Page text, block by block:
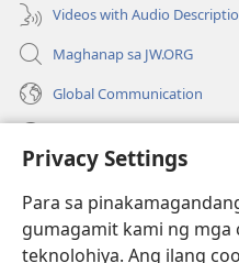
Privacy Settings
Para sa
gumagamit kami ng mga
teknolohiya. Ang ilang
Videos with Audio
Maghanap sa JW.ORG
Global Communication
(may
na
Watchtower ONLINE